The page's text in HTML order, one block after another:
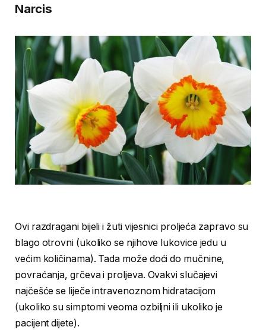
Narcis
Ovi razdragani bijeli i žuti vijesnici proljeća zapravo su
blago otrovni (ukoliko se njihove lukovice jedu u
većim količinama). Tada može doći do mučnine,
povraćanja, grčeva i proljeva. Ovakvi slučajevi
najčešće se liječe intravenoznom hidratacijom
(ukoliko su simptomi veoma ozbiljni ili ukoliko je
pacijent dijete).